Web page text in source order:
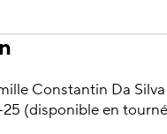
Constantin Da Silva
(disponible en